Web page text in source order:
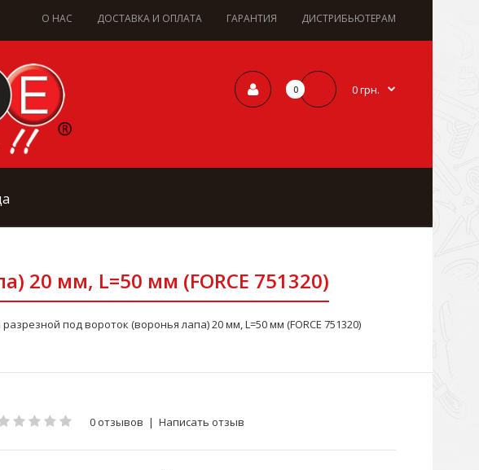
О НАС ДОСТАВКА И ОПЛАТА ГАРАНТИЯ ДИСТРИБЬЮТЕРАМ
0 0 грн.
20 мм, L=50 мм (FORCE 751320)
под вороток (воронья лапа) 20 мм, L=50 мм (FORCE 751320)
0 отзывов | Написать отзыв